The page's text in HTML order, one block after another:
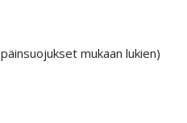
mukaan lukien)